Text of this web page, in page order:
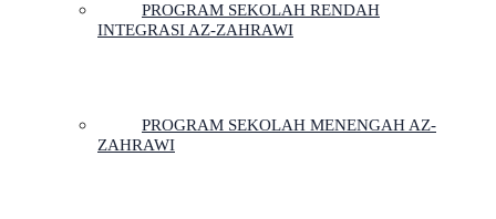
PROGRAM SEKOLAH RENDAH
INTEGRASI AZ-ZAHRAWI
PROGRAM SEKOLAH MENENGAH AZ-
ZAHRAWI